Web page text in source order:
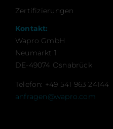
Kontakt:
Wapro GmbH
Neumarkt 1
DE-49074 Osnabrück
Telefon: +49 541 963 24144
anfragen@wapro.com
Zertifizierungen